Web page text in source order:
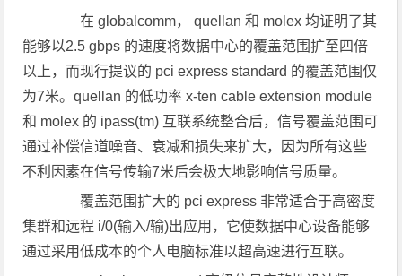
在 globalcomm， quellan 和 molex 均证明了其
能够以2.5 gbps 的速度将数据中心的覆盖范围扩至四倍
以上，而现行提议的 pci express standard 的覆盖范围仅
为7米。quellan 的低功率 x-ten cable extension module
和 molex 的 ipass(tm) 互联系统整合后，信号覆盖范围可
通过补偿信道噪音、衰减和损失来扩大，因为所有这些
不利因素在信号传输7米后会极大地影响信号质量。
覆盖范围扩大的 pci express 非常适合于高密度
集群和远程 i/0(输入/输)出应用，它使数据中心设备能够
通过采用低成本的个人电脑标准以超高速进行互联。